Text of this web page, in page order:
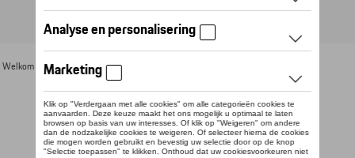
Welkom >Voor u >Zonnebrillen